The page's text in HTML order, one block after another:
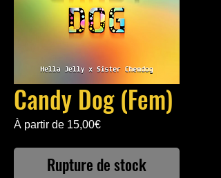
Candy Dog (Fem)
À partir de 15,00€Prix
Rupture de stock